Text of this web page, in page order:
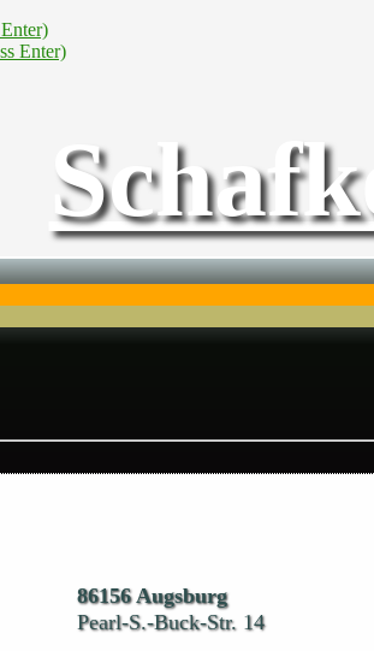
Enter)
86156 Augsburg
Pearl-S.-Buck-Str. 14